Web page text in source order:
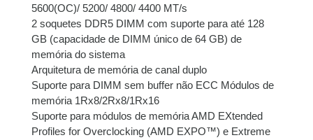
11x deR$146,65com
juros
R$ 1.613,15
12x deR$135,70com
juros
R$1.628,40
5600(OC)/ 5200/ 4800/ 4400 MT/s
2 soquetes DDR5 DIMM com suporte para até 128
GB (capacidade de DIMM único de 64 GB) de
memória do sistema
Arquitetura de memória de canal duplo
Suporte para DIMM sem buffer não ECC Módulos de
memória 1Rx8/2Rx8/1Rx16
Suporte para módulos de memória AMD EXtended
Profiles for Overclocking (AMD EXPO™) e Extreme